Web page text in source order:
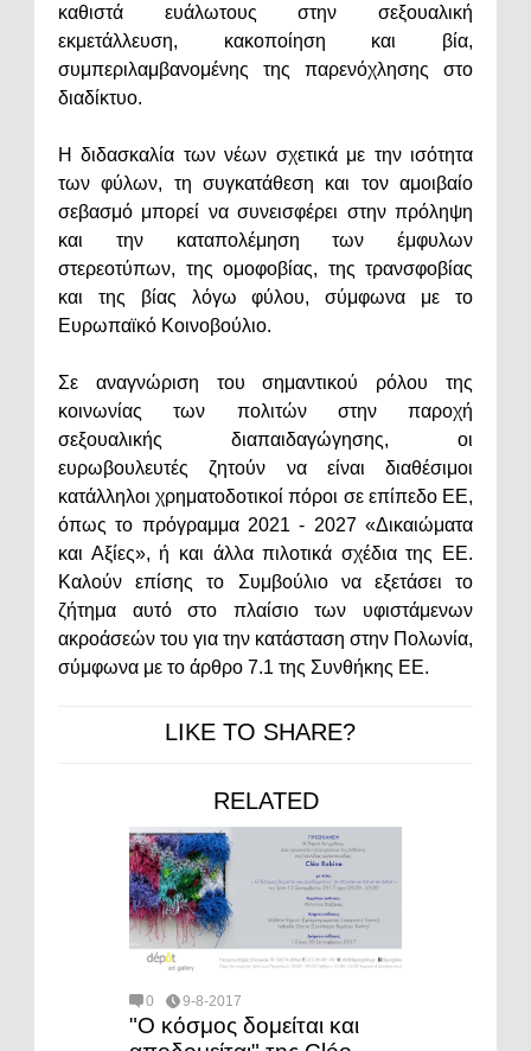
καθιστά ευάλωτους στην σεξουαλική
εκμετάλλευση, κακοποίηση και βία,
συμπεριλαμβανομένης της παρενόχλησης στο
διαδίκτυο.
Η διδασκαλία των νέων σχετικά με την ισότητα
των φύλων, τη συγκατάθεση και τον αμοιβαίο
σεβασμό μπορεί να συνεισφέρει στην πρόληψη
και την καταπολέμηση των έμφυλων
στερεοτύπων, της ομοφοβίας, της τρανσφοβίας
και της βίας λόγω φύλου, σύμφωνα με το
Ευρωπαϊκό Κοινοβούλιο.
Σε αναγνώριση του σημαντικού ρόλου της
κοινωνίας των πολιτών στην παροχή
σεξουαλικής διαπαιδαγώγησης, οι
ευρωβουλευτές ζητούν να είναι διαθέσιμοι
κατάλληλοι χρηματοδοτικοί πόροι σε επίπεδο ΕΕ,
όπως το πρόγραμμα 2021 - 2027 «Δικαιώματα
και Αξίες», ή και άλλα πιλοτικά σχέδια της ΕΕ.
Καλούν επίσης το Συμβούλιο να εξετάσει το
ζήτημα αυτό στο πλαίσιο των υφιστάμενων
ακροάσεών του για την κατάσταση στην Πολωνία,
σύμφωνα με το άρθρο 7.1 της Συνθήκης ΕΕ.
LIKE TO SHARE?
RELATED
0 9-8-2017
"Ο κόσμος δομείται και